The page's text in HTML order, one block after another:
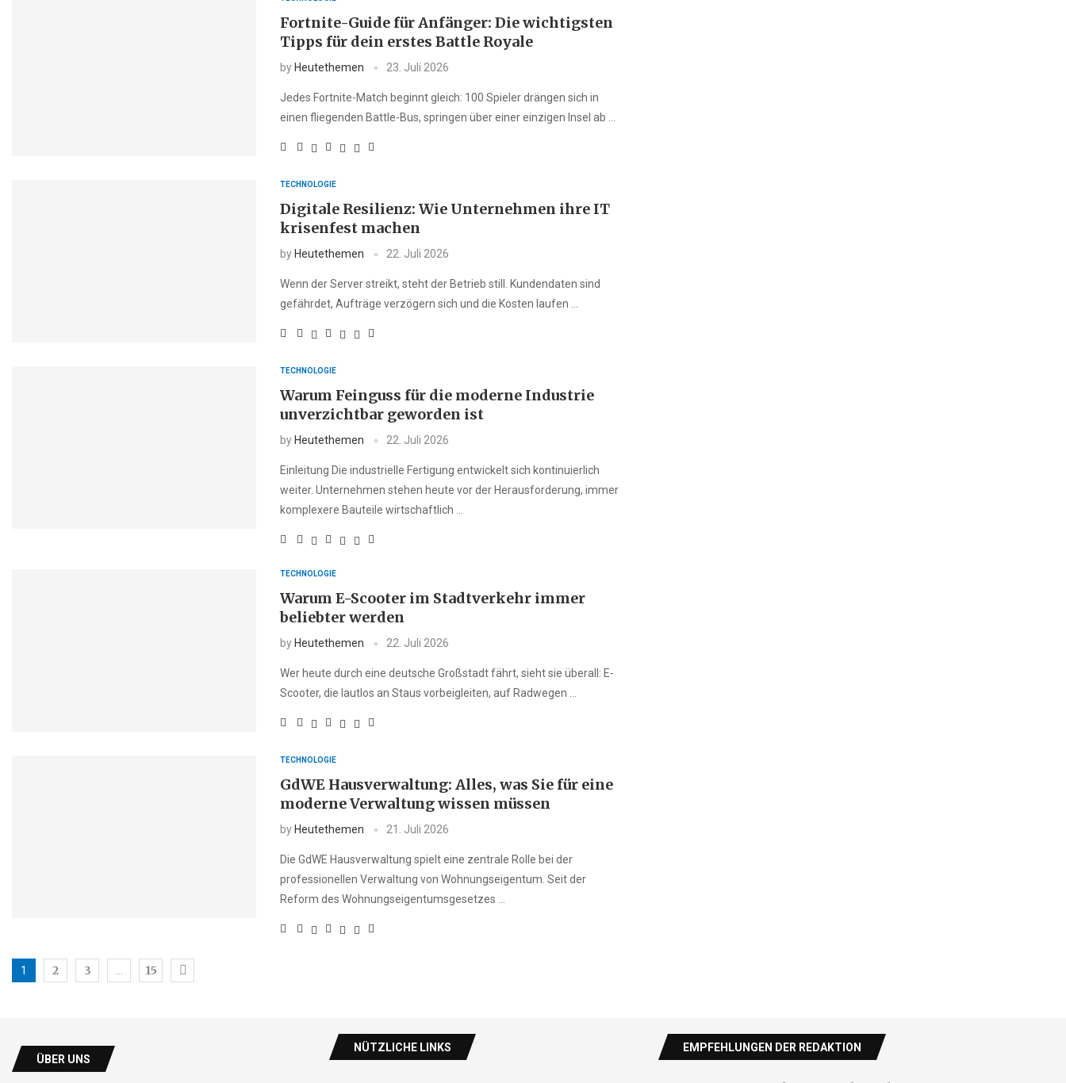
Fortnite-Guide für Anfänger: Die wichtigsten
Tipps für dein erstes Battle Royale
by Heutethemen 23. Juli 2026
Jedes Fortnite-Match beginnt gleich: 100 Spieler drängen sich in
einen fliegenden Battle-Bus, springen über einer einzigen Insel ab …
TECHNOLOGIE
Digitale Resilienz: Wie Unternehmen ihre IT
krisenfest machen
by Heutethemen 22. Juli 2026
Wenn der Server streikt, steht der Betrieb still. Kundendaten sind
gefährdet, Aufträge verzögern sich und die Kosten laufen …
TECHNOLOGIE
Warum Feinguss für die moderne Industrie
unverzichtbar geworden ist
by Heutethemen 22. Juli 2026
Einleitung Die industrielle Fertigung entwickelt sich kontinuierlich
weiter. Unternehmen stehen heute vor der Herausforderung, immer
komplexere Bauteile wirtschaftlich …
TECHNOLOGIE
Warum E-Scooter im Stadtverkehr immer
beliebter werden
by Heutethemen 22. Juli 2026
Wer heute durch eine deutsche Großstadt fährt, sieht sie überall: E-
Scooter, die lautlos an Staus vorbeigleiten, auf Radwegen …
TECHNOLOGIE
GdWE Hausverwaltung: Alles, was Sie für eine
moderne Verwaltung wissen müssen
by Heutethemen 21. Juli 2026
Die GdWE Hausverwaltung spielt eine zentrale Rolle bei der
professionellen Verwaltung von Wohnungseigentum. Seit der
Reform des Wohnungseigentumsgesetzes …
1 2 3 … 15
ÜBER UNS
NÜTZLICHE LINKS EMPFEHLUNGEN DER REDAKTION